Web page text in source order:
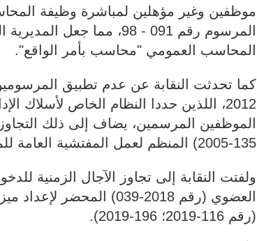
موظفين وغير مؤهلين لمباشرة وظيفة
المرسوم رقم 091 - 98، مما
المحاسب العمومي "محاسب بأمر الواقع".
2012، اللذين حددا النظام الخاص لأسلاك
الموظفين المرسمين، يضاف إلى ذلك
135-2005) المنظم لعمل المفتشية العامة للمالية.
ولفتت النقابة إلى تجاوز الآجال الزمنية
العضوي (رقم 2018-039)
(رقم 116-2019؛ 196-2019).